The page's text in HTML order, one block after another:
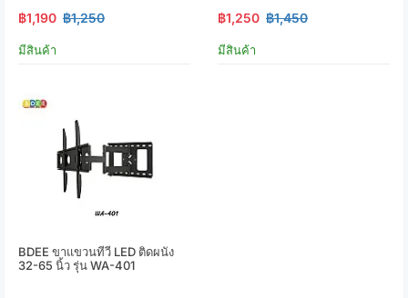
฿1,190 ฿1,250
มีสินค้า
฿1,250 ฿1,450
มีสินค้า
BDEE ขาแขวนทีวี LED ติดผนัง
32-65 นิ้ว รุ่น WA-401